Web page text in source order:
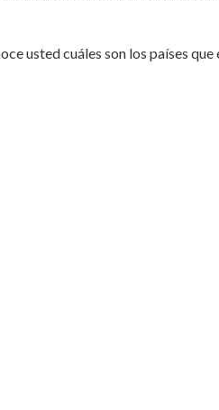
usted cuáles son los países